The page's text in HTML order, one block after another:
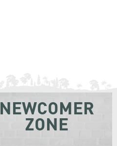
NEWCOMER
ZONE